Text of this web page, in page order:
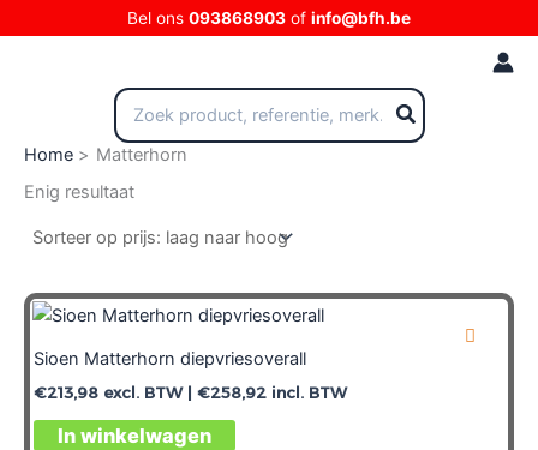
naar
Bel ons 093868903 of info@bfh.be
Zoeken
naar:
Home
Matterhorn
Enig resultaat
Sioen Matterhorn diepvriesoverall
€213,98 excl. BTW | €258,92 incl. BTW
In winkelwagen